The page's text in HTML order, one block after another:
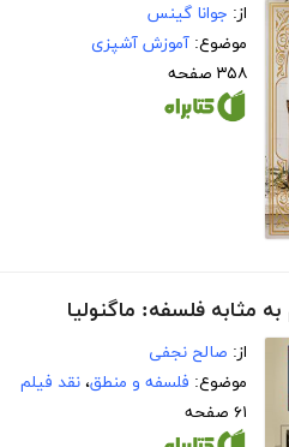
از: جوانا گینس
موضوع: آموزش آشپزی
۳۵۸ صفحه
مثابه فلسفه: ماگنولیا
از: صالح نجفی
موضوع: فلسفه و منطق، نقد فیلم
۶۱ صفحه